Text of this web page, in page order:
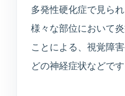
美容医療
庄内プライベートクリ
多発性硬化症で見ら
様々な部位において
ことによる、視覚障
どの神経症状などです